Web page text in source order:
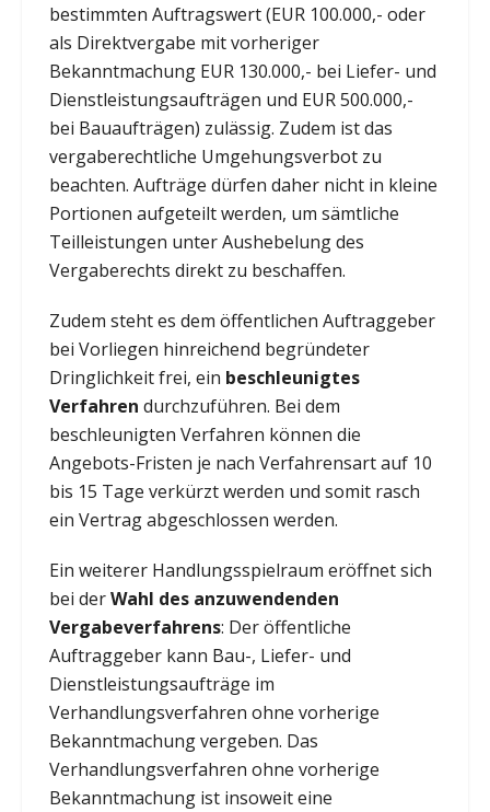
bestimmten Auftragswert (EUR 100.000,- oder
als Direktvergabe mit vorheriger
Bekanntmachung EUR 130.000,- bei Liefer- und
Dienstleistungsaufträgen und EUR 500.000,-
bei Bauaufträgen) zulässig. Zudem ist das
vergaberechtliche Umgehungsverbot zu
beachten. Aufträge dürfen daher nicht in kleine
Portionen aufgeteilt werden, um sämtliche
Teilleistungen unter Aushebelung des
Vergaberechts direkt zu beschaffen.
Zudem steht es dem öffentlichen Auftraggeber
bei Vorliegen hinreichend begründeter
Dringlichkeit frei, ein beschleunigtes
Verfahren durchzuführen. Bei dem
beschleunigten Verfahren können die
Angebots-Fristen je nach Verfahrensart auf 10
bis 15 Tage verkürzt werden und somit rasch
ein Vertrag abgeschlossen werden.
Ein weiterer Handlungsspielraum eröffnet sich
bei derWahl des anzuwendenden
Vergabeverfahrens: Der öffentliche
Auftraggeber kann Bau-, Liefer- und
Dienstleistungsaufträge im
Verhandlungsverfahren ohne vorherige
Bekanntmachung vergeben. Das
Verhandlungsverfahren ohne vorherige
Bekanntmachung ist insoweit eine